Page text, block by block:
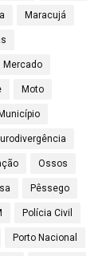
Maracujá
Mercado
Moto
Município
Ossos
Pêssego
Polícia Civil
Porto Nacional